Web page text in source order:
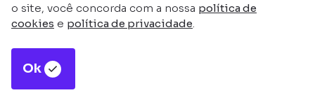
o site, você concorda com a nossa política de
cookies e política de privacidade.
Ok
Este site é protegido pelo reCAPTCHA e pela
Privacidadee